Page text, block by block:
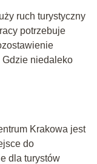
ruch turystyczny
potrzebuje
Gdzie niedaleko
Krakowa jest
do
dla turystów